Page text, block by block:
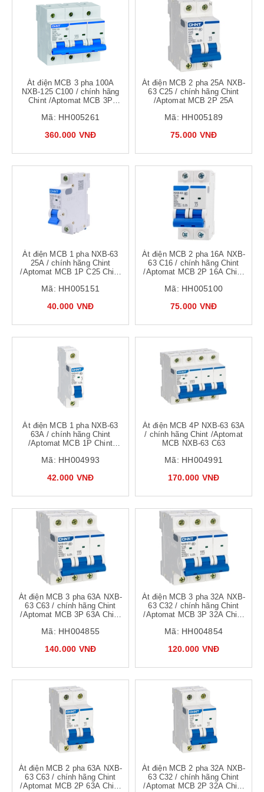
Át điện MCB 3 pha 100A
NXB-125 C100 / chính hãng
Chint /Aptomat MCB 3P
Mã: HH005261
360.000 VNĐ
Át điện MCB 2 pha 25A NXB-
63 C25 / chính hãng Chint
/Aptomat MCB 2P 25A
Mã: HH005189
75.000 VNĐ
Át điện MCB 1 pha NXB-63
25A / chính hãng Chint
/Aptomat MCB 1P C25 Chint
Mã: HH005151
40.000 VNĐ
Át điện MCB 2 pha 16A NXB-
63 C16 / chính hãng Chint
/Aptomat MCB 2P 16A Chint
Mã: HH005100
75.000 VNĐ
Át điện MCB 1 pha NXB-63
63A / chính hãng Chint
/Aptomat MCB 1P Chint
Mã: HH004993
42.000 VNĐ
Át điện MCB 4P NXB-63 63A
/ chính hãng Chint /Aptomat
MCB NXB-63 C63
Mã: HH004991
170.000 VNĐ
Át điện MCB 3 pha 63A NXB-
63 C63 / chính hãng Chint
/Aptomat MCB 3P 63A Chint
Mã: HH004855
140.000 VNĐ
Át điện MCB 3 pha 32A NXB-
63 C32 / chính hãng Chint
/Aptomat MCB 3P 32A Chint
Mã: HH004854
120.000 VNĐ
Át điện MCB 2 pha 63A NXB-
63 C63 / chính hãng Chint
/Aptomat MCB 2P 63A Chint
Át điện MCB 2 pha 32A NXB-
63 C32 / chính hãng Chint
/Aptomat MCB 2P 32A Chint